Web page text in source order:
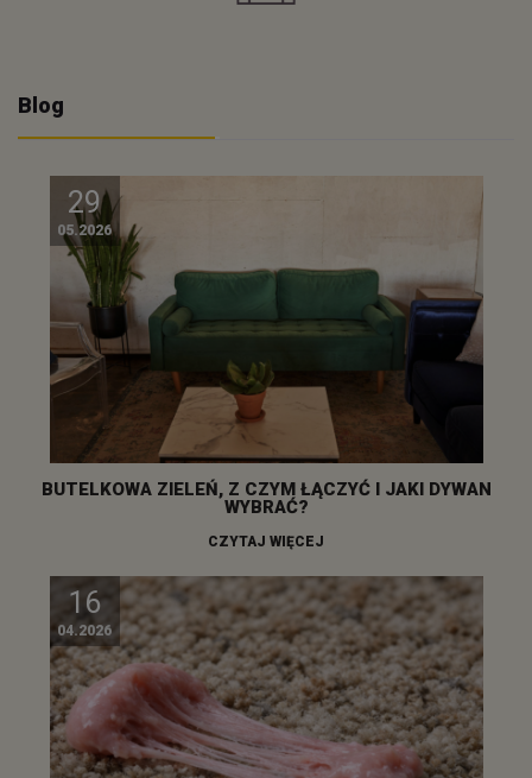
Blog
29
05.2026
BUTELKOWA ZIELEŃ, Z CZYM ŁĄCZYĆ I JAKI DYWAN
WYBRAĆ?
CZYTAJ WIĘCEJ
16
04.2026